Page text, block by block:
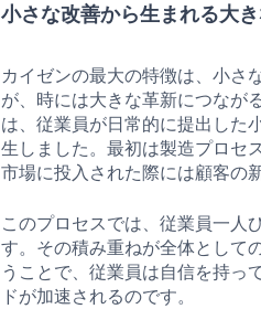
小さな改善から生まれる大
カイゼンの最大の特徴は、小さ
が、時には大きな革新につなが
は、従業員が日常的に提出した
生しました。最初は製造プロセ
市場に投入された際には顧客の
このプロセスでは、従業員一人
す。その積み重ねが全体として
うことで、従業員は自信を持っ
ドが加速されるのです。